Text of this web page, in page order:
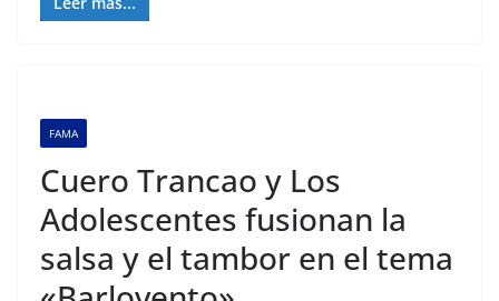
FAMA
Cuero Trancao y Los
Adolescentes fusionan la
salsa y el tambor en el tema